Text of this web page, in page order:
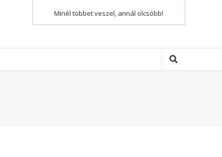
Minél többet veszel, annál olcsóbb!